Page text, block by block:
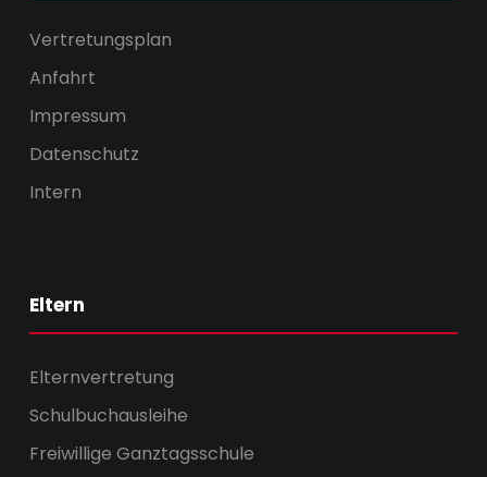
Vertretungsplan
Anfahrt
Impressum
Datenschutz
Intern
Eltern
Elternvertretung
Schulbuchausleihe
Freiwillige Ganztagsschule